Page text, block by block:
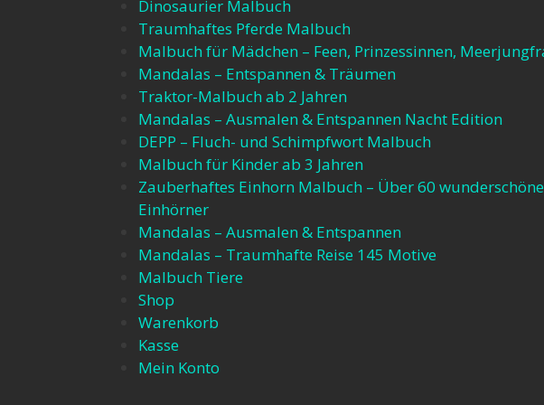
Dinosaurier Malbuch
Traumhaftes Pferde Malbuch
Malbuch für Mädchen – Feen, Prinzessinnen,
Mandalas – Entspannen & Träumen
Traktor-Malbuch ab 2 Jahren
Mandalas – Ausmalen & Entspannen Nacht Edition
DEPP – Fluch- und Schimpfwort Malbuch
Malbuch für Kinder ab 3 Jahren
Zauberhaftes Einhorn Malbuch – Über 60 wunderschöne
Einhörner
Mandalas – Ausmalen & Entspannen
Mandalas – Traumhafte Reise 145 Motive
Malbuch Tiere
Shop
Warenkorb
Kasse
Mein Konto